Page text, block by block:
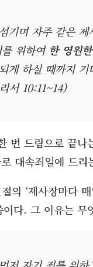
기며 자주 같은
위하여 한 영원
게 하실 때까지
서 10:11~14)
번 드림으로 끝
대속죄일에 드리
의 ‘제사장마다
이다. 그 이유는 무